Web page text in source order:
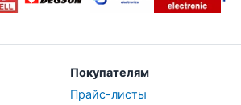
Покупателям
Прайс-листы